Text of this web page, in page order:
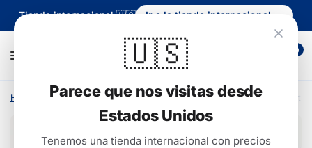
🇺🇸
Parece que nos visitas desde
Estados Unidos
Tenemos una tienda internacional con precios
Tienda internacional 🇺🇸 Ir a la tienda internacional →
0
Hogar Office 2021 Professional Plus Original – Word, Excel, PowerPoint y